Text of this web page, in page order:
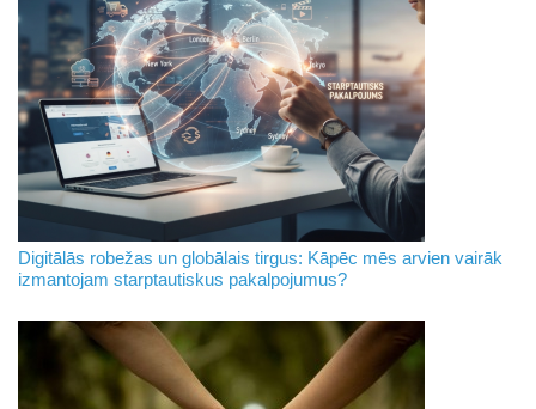
Digitālās robežas un globālais tirgus: Kāpēc mēs arvien vairāk
izmantojam starptautiskus pakalpojumus?